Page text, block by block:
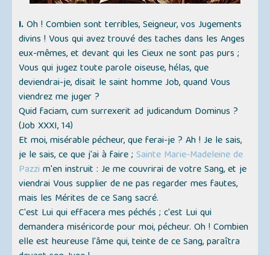
I.Oh ! Combien sont terribles, Seigneur, vos Jugements
divins ! Vous qui avez trouvé des taches dans les Anges
eux-mêmes, et devant qui les Cieux ne sont pas purs ;
Vous qui jugez toute parole oiseuse, hélas, que
deviendrai-je, disait le saint homme Job, quand Vous
viendrez me juger ?
Quid faciam, cum surrexerit ad judicandum Dominus ?
(Job XXXI, 14)
Et moi, misérable pécheur, que ferai-je ? Ah ! Je le sais,
je le sais, ce que j'ai à faire ;Sainte Marie-Madeleine de
Pazzi m'en instruit :Je me couvrirai de votre Sang, et je
viendrai Vous supplier de ne pas regarder mes fautes,
mais les Mérites de ce Sang sacré.
C'est Lui qui effacera mes péchés ; c'est Lui qui
demandera miséricorde pour moi, pécheur. Oh ! Combien
elle est heureuse l'âme qui, teinte de ce Sang, paraîtra